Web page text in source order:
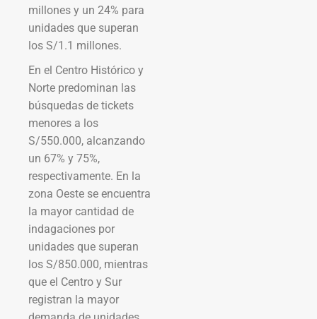
millones y un 24% para
unidades que superan
los S/1.1 millones.
En el Centro Histórico y
Norte predominan las
búsquedas de tickets
menores a los
S/550.000, alcanzando
un 67% y 75%,
respectivamente. En la
zona Oeste se encuentra
la mayor cantidad de
indagaciones por
unidades que superan
los S/850.000, mientras
que el Centro y Sur
registran la mayor